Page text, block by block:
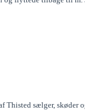
sælger, skøder